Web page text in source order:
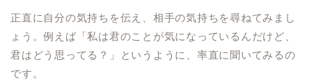
正直に自分の気持ちを伝え、相手の気持ちを尋ねてみまし
ょう。例えば「私は君のことが気になっているんだけど、
君はどう思ってる？」というように、率直に聞いてみるの
です。